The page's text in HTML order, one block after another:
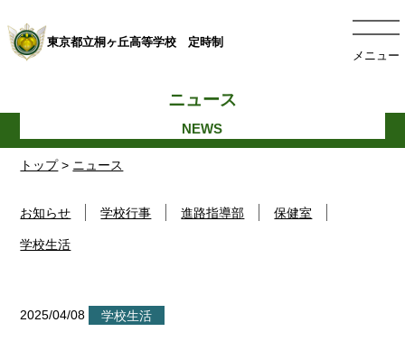
東京都立桐ヶ丘高等学校 定時制
メニュー
トップ> ニュース
ニュース
お知らせ 学校行事 進路指導部 保健室
学校生活
2025/04/08 学校生活